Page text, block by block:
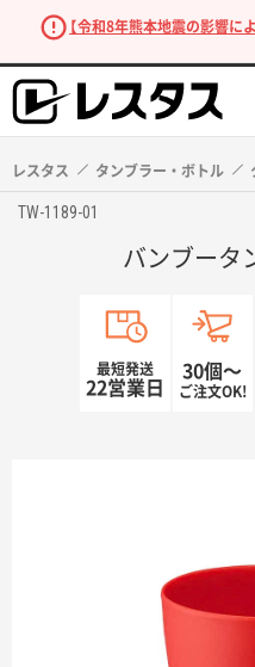
【令和8年熊本地震の影響に
レスタス タンブラー・ボトル
TW-1189-01
バンブータ
最短発送
22営業日
30個〜
ご注文OK!